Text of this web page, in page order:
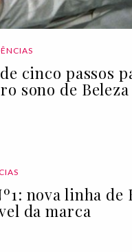
cinco passos
sono de Beleza
nova linha de
da marca